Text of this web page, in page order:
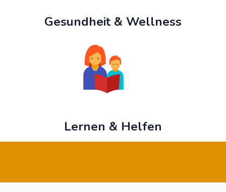
Gesundheit & Wellness
Lernen & Helfen